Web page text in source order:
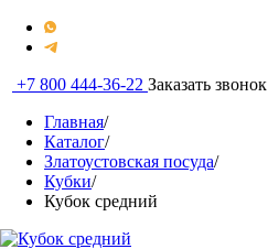
+7 800 444-36-22 Заказать звонок
Главная/
Каталог/
Златоустовская посуда/
Кубки/
Кубок средний